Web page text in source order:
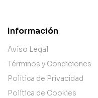
Información
Aviso Legal
Términos y Condiciones
Política de Privacidad
Política de Cookies